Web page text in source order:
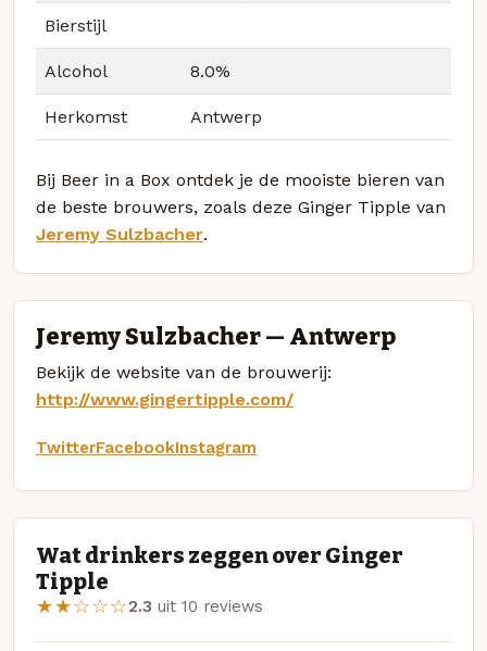
Bierstijl
Alcohol 8.0%
Herkomst Antwerp
Bij Beer in a Box ontdek je de mooiste bieren van
de beste brouwers, zoals deze Ginger Tipple van
Jeremy Sulzbacher.
Jeremy Sulzbacher — Antwerp
Bekijk de website van de brouwerij:
http://www.gingertipple.com/
TwitterFacebookInstagram
Wat drinkers zeggen over Ginger
Tipple
★★☆☆☆2.3 uit 10 reviews